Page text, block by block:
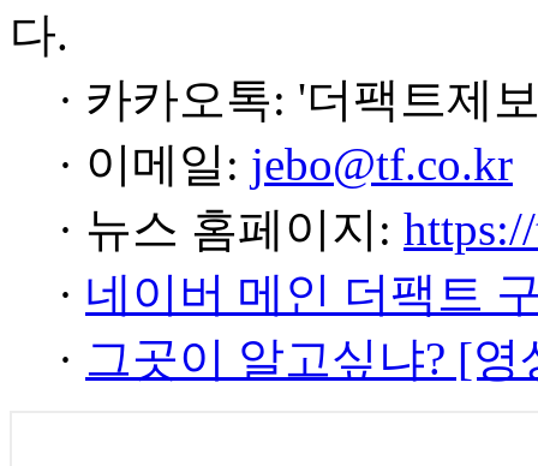
다.
· 카카오톡: '더팩트제
· 이메일: jebo@tf.co.kr
· 뉴스 홈페이지:
· 네이버 메인 더팩트
· 그곳이 알고싶냐? [